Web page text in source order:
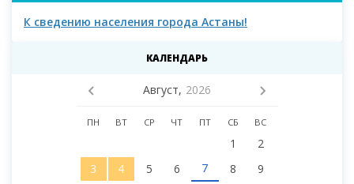
К сведению населения города Астаны!
КАЛЕНДАРЬ
Август, 2026
ПН ВТ СР ЧТ ПТ СБ ВС
1
2
3
4 5 6 7 8
9